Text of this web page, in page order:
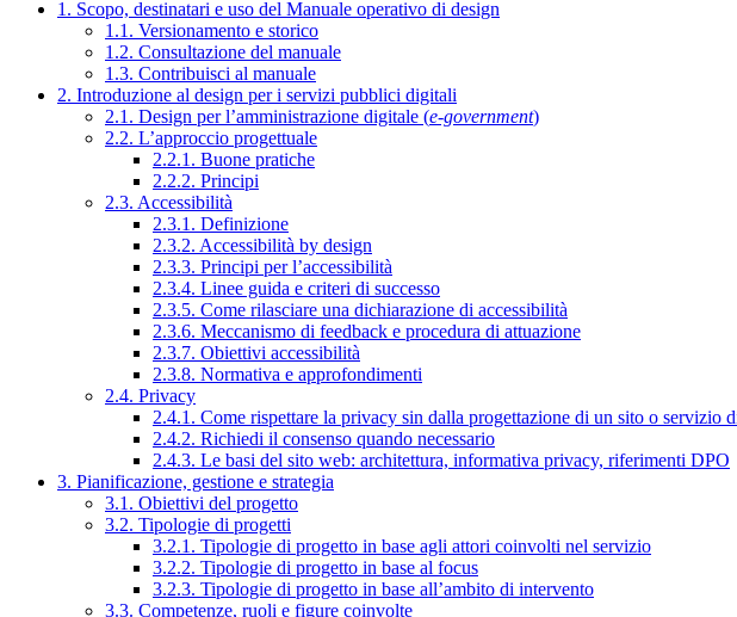
1. Scopo, destinatari e uso del Manuale operativo di design
1.1. Versionamento e storico
1.2. Consultazione del manuale
1.3. Contribuisci al manuale
2. Introduzione al design per i servizi pubblici digitali
2.1. Design per l’amministrazione digitale (e-government)
2.2. L’approccio progettuale
2.2.1. Buone pratiche
2.2.2. Principi
2.3. Accessibilità
2.3.1. Definizione
2.3.2. Accessibilità by design
2.3.3. Principi per l’accessibilità
2.3.4. Linee guida e criteri di successo
2.3.5. Come rilasciare una dichiarazione di accessibilità
2.3.6. Meccanismo di feedback e procedura di attuazione
2.3.7. Obiettivi accessibilità
2.3.8. Normativa e approfondimenti
2.4. Privacy
2.4.1. Come rispettare la privacy sin dalla progettazione di un sito o servizio
2.4.2. Richiedi il consenso quando necessario
2.4.3. Le basi del sito web: architettura, informativa privacy, riferimenti DPO
3. Pianificazione, gestione e strategia
3.1. Obiettivi del progetto
3.2. Tipologie di progetti
3.2.1. Tipologie di progetto in base agli attori coinvolti nel servizio
3.2.2. Tipologie di progetto in base al focus
3.2.3. Tipologie di progetto in base all’ambito di intervento
3.3. Competenze, ruoli e figure coinvolte